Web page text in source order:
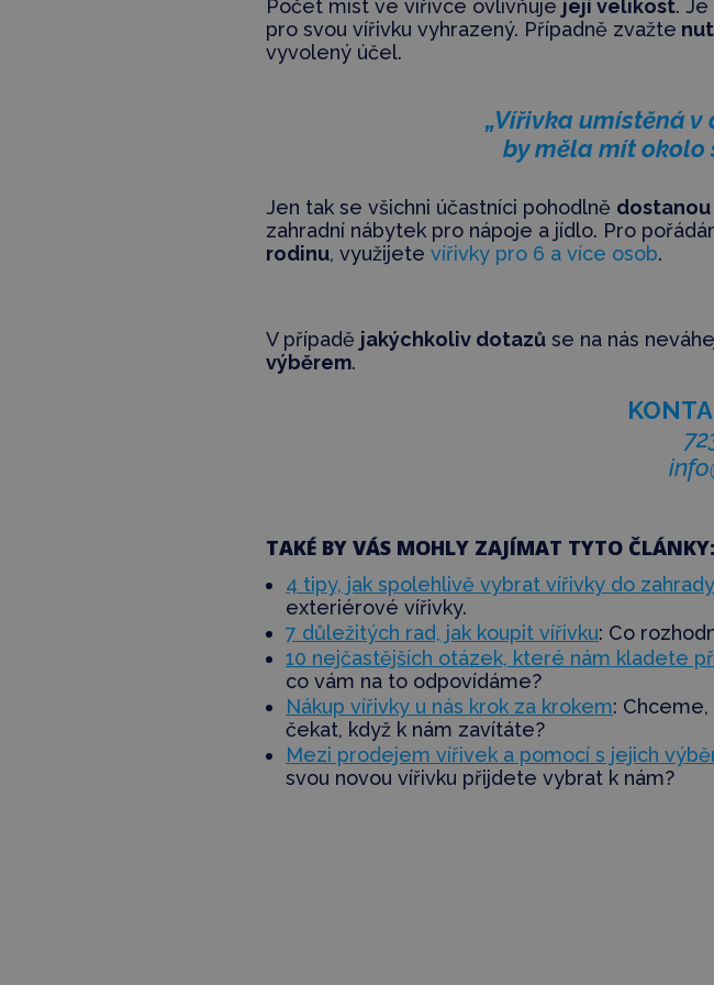
Počet míst ve vířivce ovlivňuje její velikost.
pro svou vířivku vyhrazený. Případně zvažte
vyvolený účel.
„Vířivka umístěná
by měla mít okolo
Jen tak se všichni účastníci pohodlně
zahradní nábytek pro nápoje a jídlo. Pro
rodinu, využijete vířivky pro 6 a více osob.
V případě jakýchkoliv dotazůse na nás
výběrem.
TAKÉ BY VÁS MOHLY ZAJÍMAT TYTO ČLÁNKY:
4 tipy, jak spolehlivě vybrat vířivky do zahrady
exteriérové vířivky.
7 důležitých rad, jak koupit vířivku: Co
10 nejčastějších otázek, které nám kladete
co vám na to odpovídáme?
Nákup vířivky u nás krok za krokem:
čekat, když k nám zavítáte?
Mezi prodejem vířivek a pomocí s jejich
svou novou vířivku přijdete vybrat k nám?